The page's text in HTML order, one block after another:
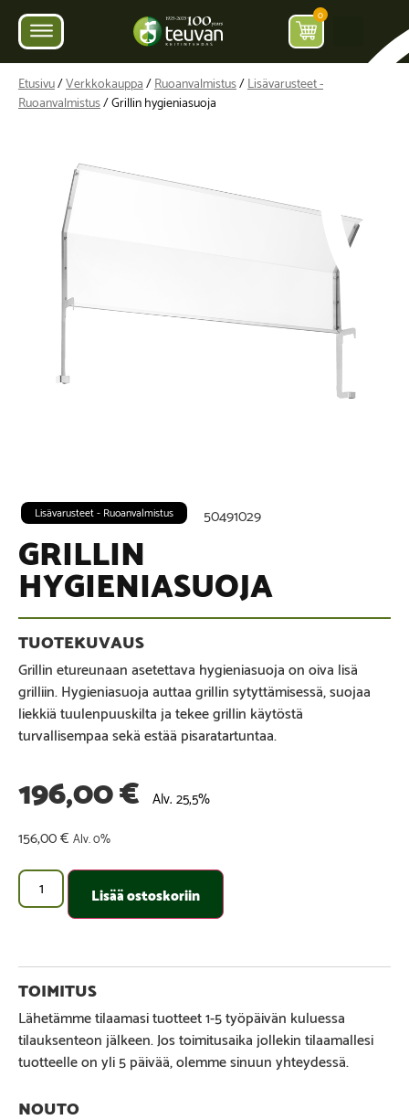
0
Etusivu/Verkkokauppa/Ruoanvalmistus/Lisävarusteet -
Ruoanvalmistus/ Grillin hygieniasuoja
50491029
Lisävarusteet - Ruoanvalmistus
GRILLIN
HYGIENIASUOJA
Grillin etureunaan asetettava hygieniasuoja on oiva lisä
grilliin. Hygieniasuoja auttaa grillin sytyttämisessä, suojaa
liekkiä tuulenpuuskilta ja tekee grillin käytöstä
turvallisempaa sekä estää pisaratartuntaa.
196,00€ Alv. 25,5%
156,00€ Alv. 0%
Lisää ostoskoriin
Lähetämme tilaamasi tuotteet 1-5 työpäivän kuluessa
tilauksenteon jälkeen. Jos toimitusaika jollekin tilaamallesi
tuotteelle on yli 5 päivää, olemme sinuun yhteydessä.